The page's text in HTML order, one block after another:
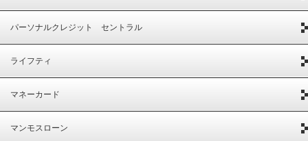
パーソナルクレジット セントラル
ライフティ
マネーカード
マンモスローン